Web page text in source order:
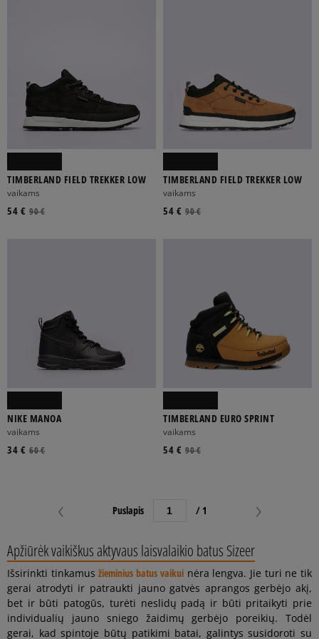
TIMBERLAND FIELD TREKKER LOW
vaikams
90 €
54 €
TIMBERLAND FIELD TREKKER LOW
vaikams
90 €
54 €
NIKE MANOA
vaikams
60 €
34 €
TIMBERLAND EURO SPRINT
vaikams
90 €
54 €
Puslapis / 1
Apžiūrėk vaikiškus aktyvaus laisvalaikio batus Sizeer
Išsirinkti tinkamusžieminius batus vaikuinėra lengva. Jie turi ne tik
gerai atrodyti ir patraukti jauno gatvės aprangos gerbėjo akį,
bet ir būti patogūs, turėti neslidų padą ir būti pritaikyti prie
individualių jauno sniego žaidimų gerbėjo poreikių. Todėl
gerai, kad spintoje būtų patikimi batai, galintys susidoroti su